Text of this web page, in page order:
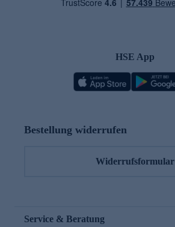
HSE App
Bestellung widerrufen
Widerrufsformular
Service & Beratung